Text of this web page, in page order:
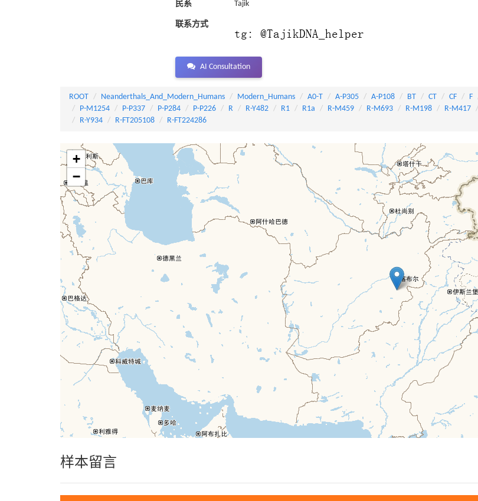
民系 Tajik
联系方式
AI Consultation
ROOT Neanderthals_And_Modern_Humans Modern_Humans A0-T A-P305 A-P108 BT CT CF F
P-M1254
P-P337 P-P284 P-P226 R R-Y482 R1 R1a R-M459 R-M693 R-M198 R-M417
R-Y934
R-FT205108 R-FT224286
+
−
样本留言